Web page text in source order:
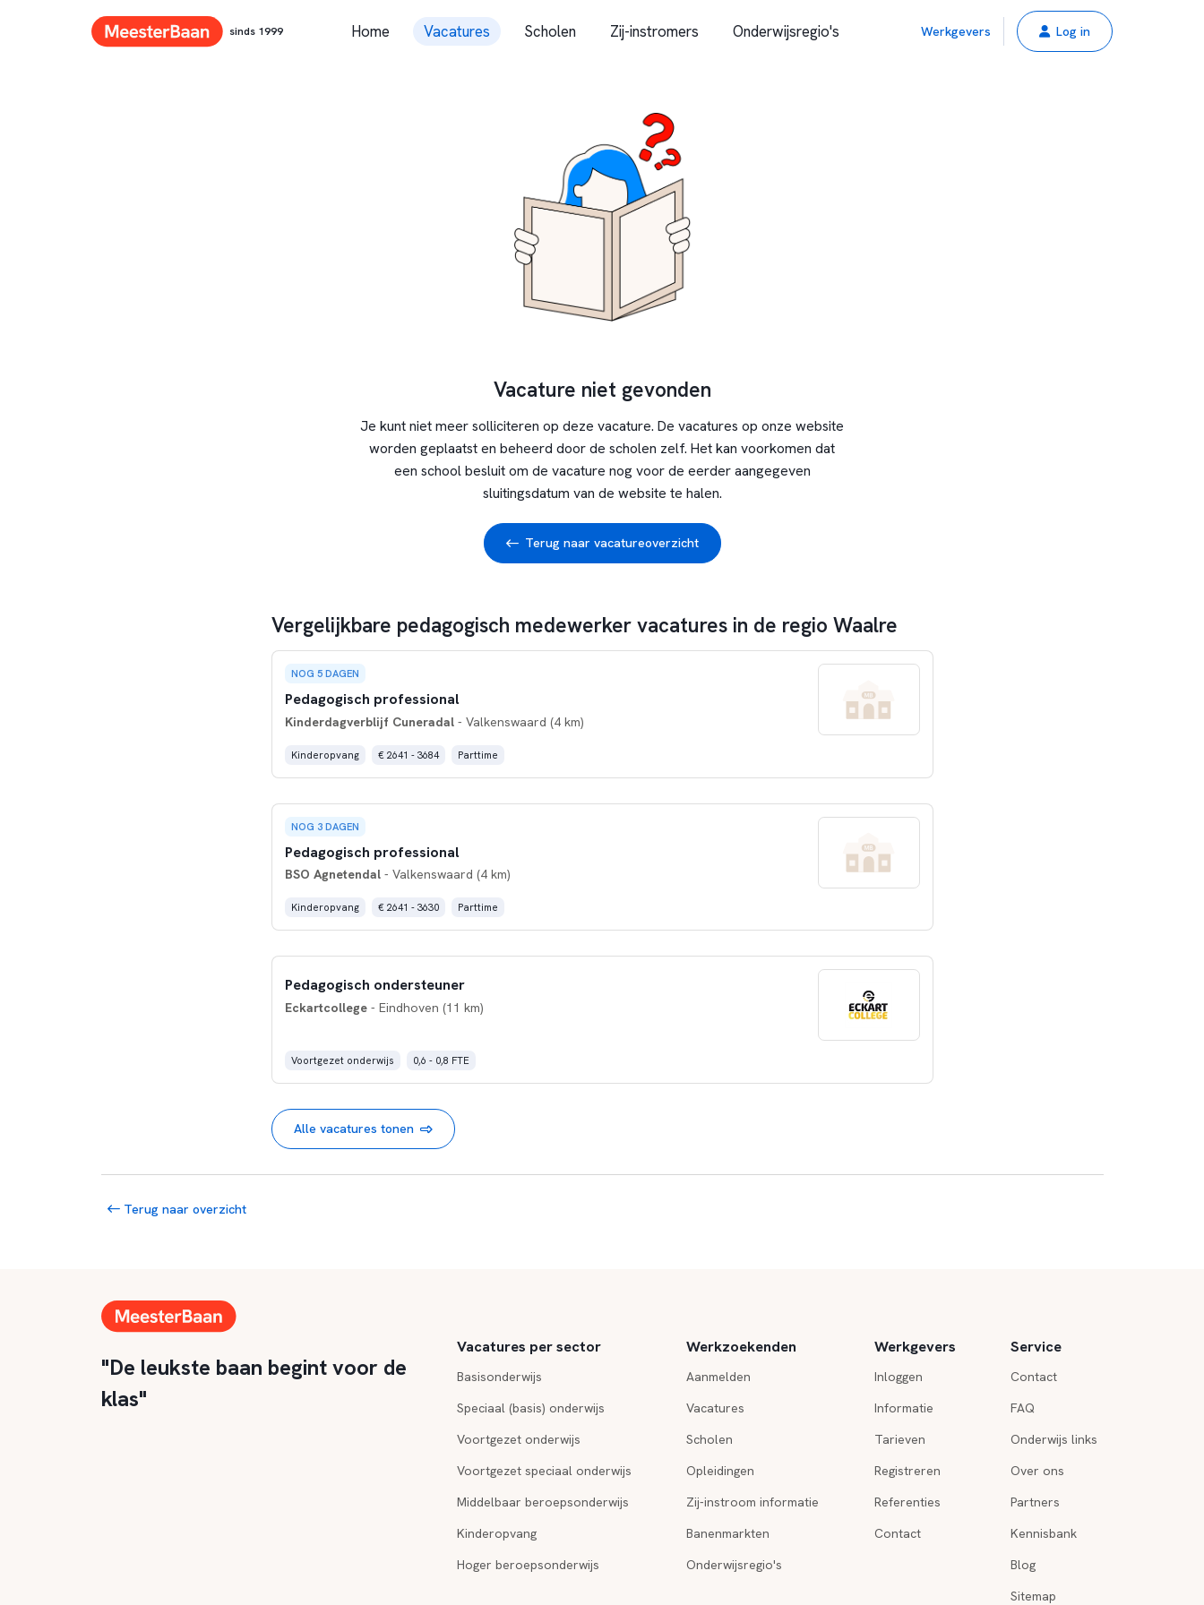
sinds 1999 Home Vacatures Scholen Zij-instromers Onderwijsregio's Werkgevers Log in
Vacature niet gevonden
Je kunt niet meer solliciteren op deze vacature. De vacatures op onze website
worden geplaatst en beheerd door de scholen zelf. Het kan voorkomen dat
een school besluit om de vacature nog voor de eerder aangegeven
sluitingsdatum van de website te halen.
Terug naar vacatureoverzicht
Vergelijkbare pedagogisch medewerker vacatures in de regio Waalre
NOG 5 DAGEN
Pedagogisch professional
Kinderdagverblijf Cuneradal- Valkenswaard (4 km)
Kinderopvang € 2641 - 3684 Parttime
NOG 3 DAGEN
Pedagogisch professional
BSO Agnetendal- Valkenswaard (4 km)
Kinderopvang € 2641 - 3630 Parttime
Pedagogisch ondersteuner
Eckartcollege- Eindhoven (11 km)
Voortgezet onderwijs 0,6 - 0,8 FTE
Alle vacatures tonen
Terug naar overzicht
"De leukste baan begint voor de
klas"
Vacatures per sector
Basisonderwijs
Speciaal (basis) onderwijs
Voortgezet onderwijs
Voortgezet speciaal onderwijs
Middelbaar beroepsonderwijs
Kinderopvang
Hoger beroepsonderwijs
Werkzoekenden
Aanmelden
Vacatures
Scholen
Opleidingen
Zij-instroom informatie
Banenmarkten
Onderwijsregio's
Werkgevers
Inloggen
Informatie
Tarieven
Registreren
Referenties
Contact
Service
Contact
FAQ
Onderwijs links
Over ons
Partners
Kennisbank
Blog
Sitemap